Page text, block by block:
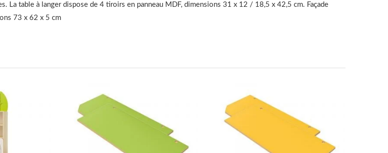
La table à langer dispose de 4 tiroirs en panneau MDF, dimensions 31 x 12 / 18,5 x 42,5 cm. Façade
73 x 62 x 5 cm